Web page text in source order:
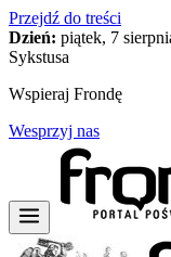
Przejdź do treści
Dzień: piątek, 7
Sykstusa
Wspieraj Frondę
Wesprzyj nas